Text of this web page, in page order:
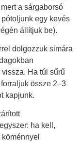
a sárgaborsó
egy kevés
állítjuk be).
dolgozzuk simára
Ha túl sűrű
össze 2–3
kapjunk.
ha kell,